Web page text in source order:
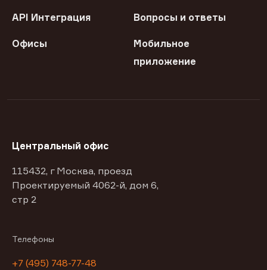
API Интеграция Вопросы и ответы
Офисы
Мобильное
приложение
Центральный офис
115432, г Москва, проезд
Проектируемый 4062-й, дом 6,
стр 2
Телефоны
+7 (495) 748-77-48